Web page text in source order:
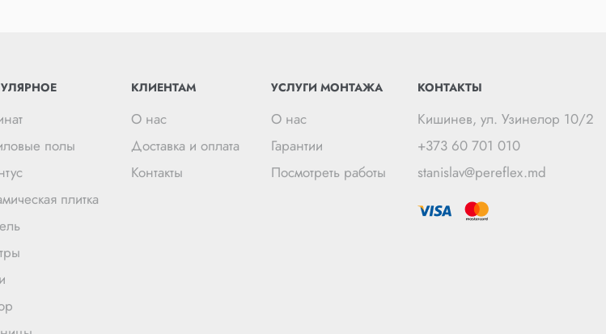
полы
плитка
КЛИЕНТАМ
О нас
Доставка и оплата
Контакты
УСЛУГИ МОНТАЖА
О нас
Гарантии
Посмотреть работы
КОНТАКТЫ
Кишинев, ул. Узинелор 10/2
+373 60 701 010
stanislav@pereflex.md